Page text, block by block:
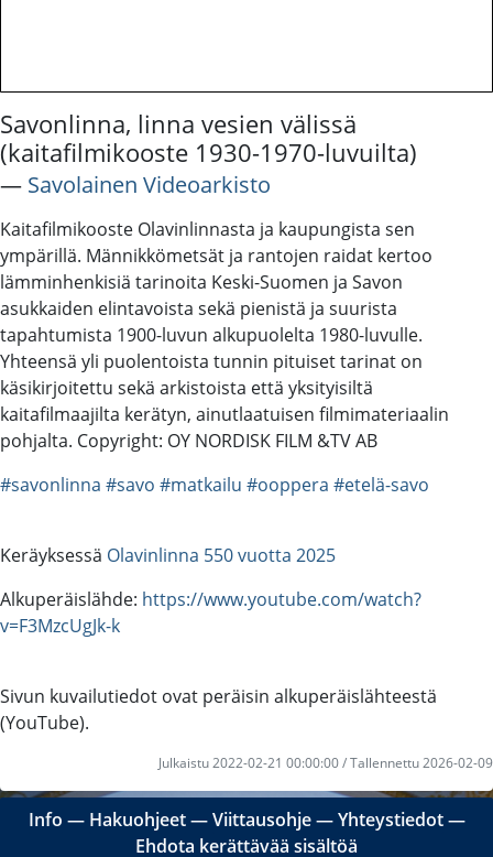
Savonlinna, linna vesien välissä
(kaitafilmikooste 1930-1970-luvuilta)
― Savolainen Videoarkisto
Kaitafilmikooste Olavinlinnasta ja kaupungista sen
ympärillä. Männikkömetsät ja rantojen raidat kertoo
lämminhenkisiä tarinoita Keski-Suomen ja Savon
asukkaiden elintavoista sekä pienistä ja suurista
tapahtumista 1900-luvun alkupuolelta 1980-luvulle.
Yhteensä yli puolentoista tunnin pituiset tarinat on
käsikirjoitettu sekä arkistoista että yksityisiltä
kaitafilmaajilta kerätyn, ainutlaatuisen filmimateriaalin
pohjalta. Copyright: OY NORDISK FILM &TV AB
#savonlinna #savo #matkailu #ooppera #etelä-savo
Keräyksessä Olavinlinna 550 vuotta 2025
Alkuperäislähde: https://www.youtube.com/watch?
v=F3MzcUgJk-k
Sivun kuvailutiedot ovat peräisin alkuperäislähteestä
(YouTube).
Julkaistu 2022-02-21 00:00:00 / Tallennettu 2026-02-09
Info ― Hakuohjeet―Viittausohje―Yhteystiedot―
Ehdota kerättävää sisältöä